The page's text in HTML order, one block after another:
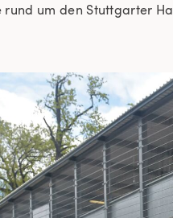
rund um den Stuttgarter